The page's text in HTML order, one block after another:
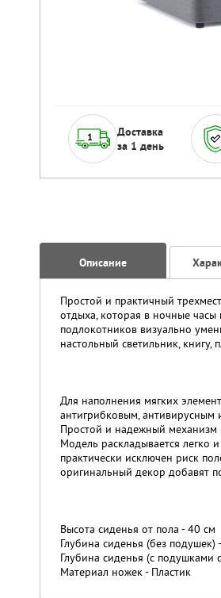
Доставка
за 1 день
Описание
Простой и практичный
отдыха, которая в ночные
подлокотников визуально
настольный светильник,
Для наполнения мягких
антигрибковым, антивирусным
Простой и надежный механизм
Модель раскладывается легко
практически исключен риск
оригинальный декор добавят
Высота сиденья от пола - 40 см
Глубина сиденья (без подушек)
Глубина сиденья (с подушками
Материал ножек - Пластик